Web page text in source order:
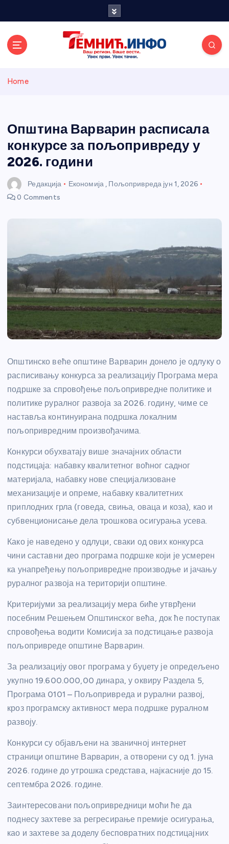
и портал
Home
Општина Варварин расписала
конкурсе за пољопривреду у
2026. години
Редакција Економија, Пољопривреда јун 1, 2026
0 Comments
Општинско веће општине Варварин донело је одлуку о
расписивању конкурса за реализацију Програма мера
подршке за спровођење пољопривредне политике и
политике руралног развоја за 2026. годину, чиме се
наставља континуирана подршка локалним
пољопривредним произвођачима.
Конкурси обухватају више значајних области
подстицаја: набавку квалитетног воћног садног
материјала, набавку нове специјализоване
механизације и опреме, набавку квалитетних
приплодних грла (говеда, свиња, оваца и коза), као и
субвенционисање дела трошкова осигурања усева.
Како је наведено у одлуци, сваки од ових конкурса
чини саставни део програма подршке који је усмерен
ка унапређењу пољопривредне производње и јачању
руралног развоја на територији општине.
Критеријуми за реализацију мера биће утврђени
посебним Решењем Општинског већа, док ће поступак
спровођења водити Комисија за подстицање развоја
пољопривреде општине Варварин.
За реализацију овог програма у буџету је опредељено
укупно 19.600.000,00 динара, у оквиру Раздела 5,
Програма 0101 – Пољопривреда и рурални развој,
кроз програмску активност мера подршке руралном
развоју.
Конкурси су објављени на званичној интернет
страници општине Варварин, а отворени су од 1. јуна
2026. године до утрошка средстава, најкасније до 15.
септембра 2026. године.
Заинтересовани пољопривредници моћи ће да
поднесу захтеве за регресирање премије осигурања,
као и захтеве за доделу бесповратних подстицајних